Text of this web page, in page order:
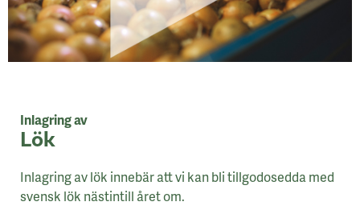
Inlagring av
Lök
Inlagring av lök innebär att vi kan bli tillgodosedda med
svensk lök nästintill året om.